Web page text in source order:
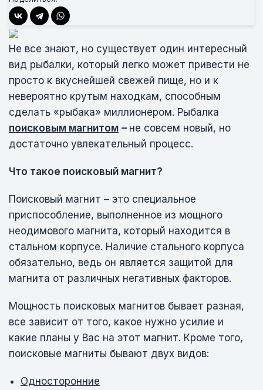
Не все знают, но существует один интересный
вид рыбалки, который легко может привести не
просто к вкуснейшей свежей пище, но и к
невероятно крутым находкам, способным
сделать «рыбака» миллионером. Рыбалка
поисковым магнитом – не совсем новый, но
достаточно увлекательный процесс.
Что такое поисковый магнит?
Поисковый магнит – это специальное
приспособление, выполненное из мощного
неодимового магнита, который находится в
стальном корпусе. Наличие стального корпуса
обязательно, ведь он является защитой для
магнита от различных негативных факторов.
Мощность поисковых магнитов бывает разная,
все зависит от того, какое нужно усилие и
какие планы у Вас на этот магнит. Кроме того,
поисковые магниты бывают двух видов:
Односторонние